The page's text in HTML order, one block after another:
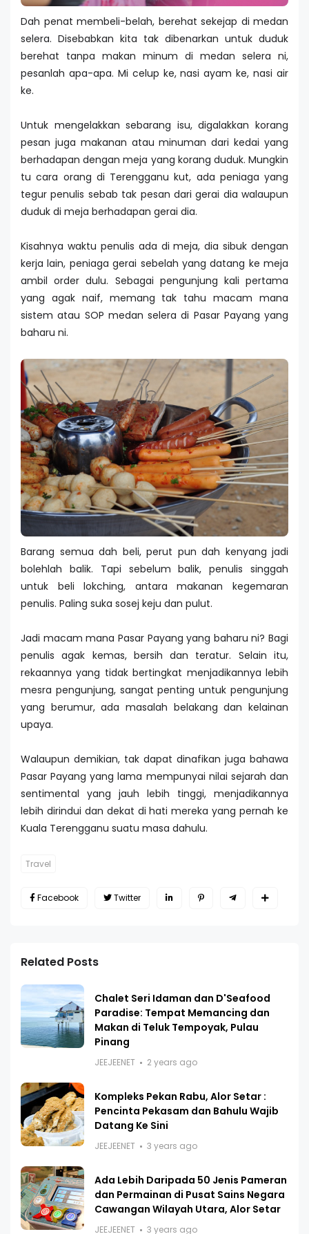
Dah penat membeli-belah, berehat sekejap di medan
selera. Disebabkan kita tak dibenarkan untuk duduk
berehat tanpa makan minum di medan selera ni,
pesanlah apa-apa. Mi celup ke, nasi ayam ke, nasi air
ke.
Untuk mengelakkan sebarang isu, digalakkan korang
pesan juga makanan atau minuman dari kedai yang
berhadapan dengan meja yang korang duduk. Mungkin
tu cara orang di Terengganu kut, ada peniaga yang
tegur penulis sebab tak pesan dari gerai dia walaupun
duduk di meja berhadapan gerai dia.
Kisahnya waktu penulis ada di meja, dia sibuk dengan
kerja lain, peniaga gerai sebelah yang datang ke meja
ambil order dulu. Sebagai pengunjung kali pertama
yang agak naif, memang tak tahu macam mana
sistem atau SOP medan selera di Pasar Payang yang
baharu ni.
Barang semua dah beli, perut pun dah kenyang jadi
bolehlah balik. Tapi sebelum balik, penulis singgah
untuk beli lokching, antara makanan kegemaran
penulis. Paling suka sosej keju dan pulut.
Jadi macam mana Pasar Payang yang baharu ni? Bagi
penulis agak kemas, bersih dan teratur. Selain itu,
rekaannya yang tidak bertingkat menjadikannya lebih
mesra pengunjung, sangat penting untuk pengunjung
yang berumur, ada masalah belakang dan kelainan
upaya.
Walaupun demikian, tak dapat dinafikan juga bahawa
Pasar Payang yang lama mempunyai nilai sejarah dan
sentimental yang jauh lebih tinggi, menjadikannya
lebih dirindui dan dekat di hati mereka yang pernah ke
Kuala Terengganu suatu masa dahulu.
Travel
Facebook Twitter
Related Posts
Chalet Seri Idaman dan D'Seafood
Paradise: Tempat Memancing dan
Makan di Teluk Tempoyak, Pulau
Pinang
JEEJEENET 2 years ago
Kompleks Pekan Rabu, Alor Setar :
Pencinta Pekasam dan Bahulu Wajib
Datang Ke Sini
JEEJEENET 3 years ago
Ada Lebih Daripada 50 Jenis Pameran
dan Permainan di Pusat Sains Negara
Cawangan Wilayah Utara, Alor Setar
JEEJEENET 3 years ago